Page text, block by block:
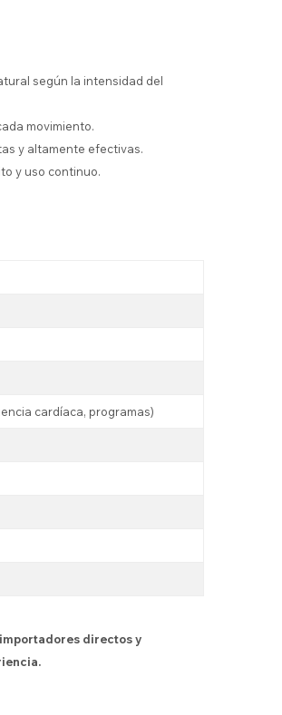
según la intensidad del
movimiento.
y altamente efectivas.
y uso continuo.
cardíaca, programas)
directos y